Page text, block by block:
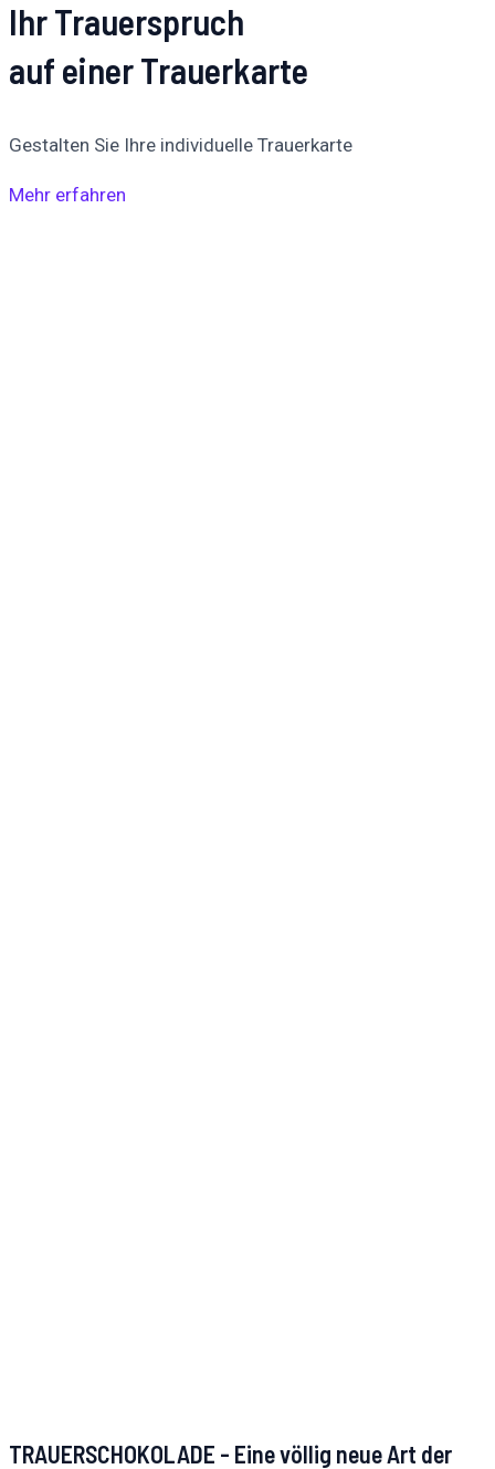
Ihr Trauerspruch
auf einer Trauerkarte
Gestalten Sie Ihre individuelle Trauerkarte
Mehr erfahren
TRAUERSCHOKOLADE - Eine völlig neue Art der